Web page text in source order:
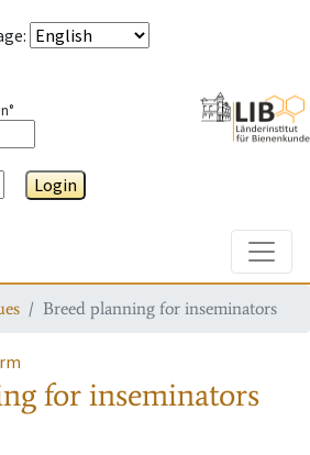
:
Login
Breed planning for inseminators
for inseminators